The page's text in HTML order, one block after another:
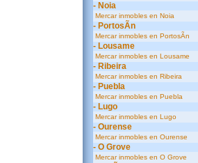
- Noia
Mercar inmobles en Noia
- PortosÃ­n
Mercar inmobles en PortosÃ­n
- Lousame
Mercar inmobles en Lousame
- Ribeira
Mercar inmobles en Ribeira
- Puebla
Mercar inmobles en Puebla
- Lugo
Mercar inmobles en Lugo
- Ourense
Mercar inmobles en Ourense
- O Grove
Mercar inmobles en O Grove